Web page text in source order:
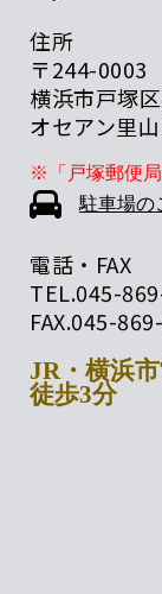
住所
〒244-0003
横浜市戸塚
オセアン里
※「戸塚郵便
駐車場の
電話・FAX
TEL.045-
FAX.045-
JR・横浜
徒歩3分